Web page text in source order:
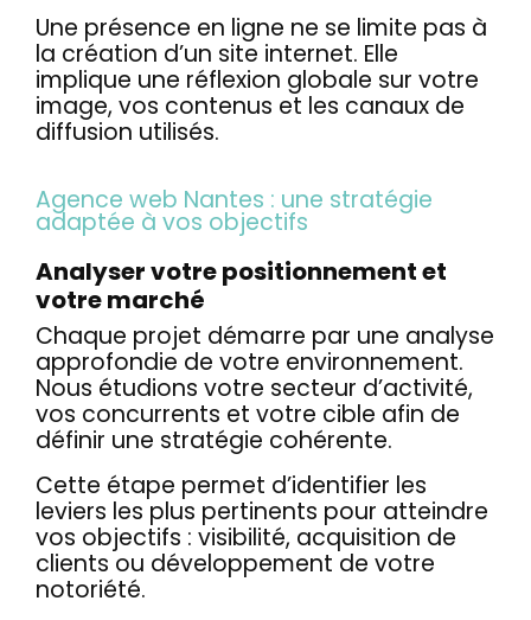
Une présence en ligne ne se limite pas à
la création d’un site internet. Elle
implique une réflexion globale sur votre
image, vos contenus et les canaux de
diffusion utilisés.
Agence web Nantes : une stratégie
adaptée à vos objectifs
Analyser votre positionnement et
votre marché
Chaque projet démarre par une analyse
approfondie de votre environnement.
Nous étudions votre secteur d’activité,
vos concurrents et votre cible afin de
définir une stratégie cohérente.
Cette étape permet d’identifier les
leviers les plus pertinents pour atteindre
vos objectifs : visibilité, acquisition de
clients ou développement de votre
notoriété.